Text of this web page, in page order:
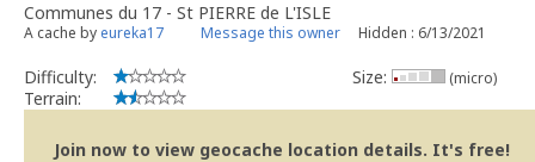
Communes du 17 - St PIERRE de L'ISLE
A cache by eureka17 Message this owner Hidden : 6/13/2021
Difficulty:
Terrain:
Size: (micro)
Join now to view geocache location details. It's free!